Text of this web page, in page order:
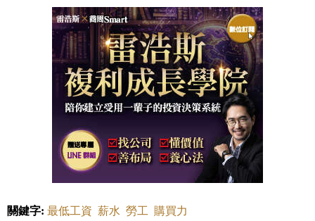
關鍵字: 最低工資 薪水 勞工 購買力